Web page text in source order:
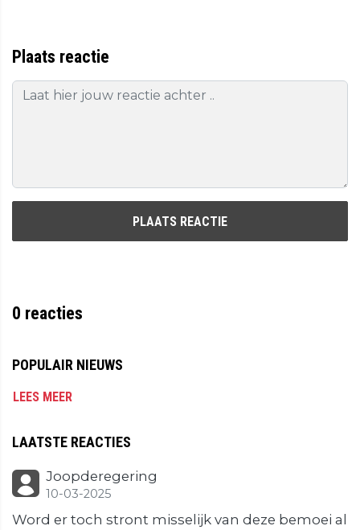
Plaats reactie
PLAATS REACTIE
0 reacties
POPULAIR NIEUWS
LEES MEER
LAATSTE REACTIES
Joopderegering
10-03-2025
Word er toch stront misselijk van deze bemoei al